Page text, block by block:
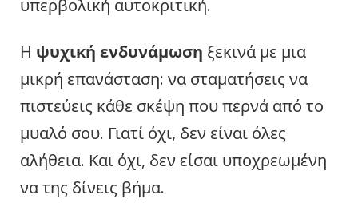
υπερβολική αυτοκριτική.
Η ψυχική ενδυνάμωση ξεκινά με μια
μικρή επανάσταση: να σταματήσεις να
πιστεύεις κάθε σκέψη που περνά από το
μυαλό σου. Γιατί όχι, δεν είναι όλες
αλήθεια. Και όχι, δεν είσαι υποχρεωμένη
να της δίνεις βήμα.